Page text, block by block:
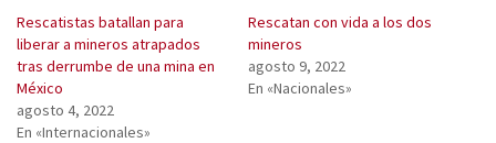
Rescatistas batallan para
liberar a mineros atrapados
tras derrumbe de una mina en
México
agosto 4, 2022
En «Internacionales»
Rescatan con vida a los dos
mineros
agosto 9, 2022
En «Nacionales»